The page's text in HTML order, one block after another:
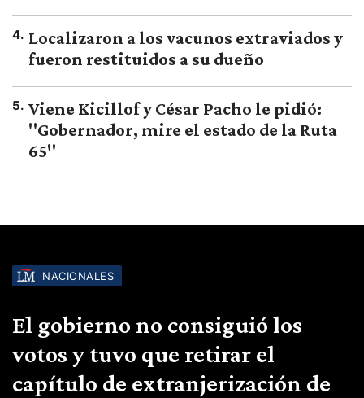
4. Localizaron a los vacunos extraviados y
fueron restituidos a su dueño
5. Viene Kicillof y César Pacho le pidió:
"Gobernador, mire el estado de la Ruta
65"
NACIONALES
El gobierno no consiguió los
votos y tuvo que retirar el
capítulo de extranjerización de